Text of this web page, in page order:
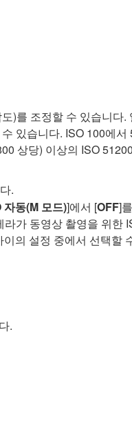
)를 조정할 수 있습니다.
있습니다. ISO 100에서
상당) 이상의 ISO
.
자동(M 모드)]에서 [OFF]
가 동영상 촬영을 위한
의 설정 중에서 선택할
.